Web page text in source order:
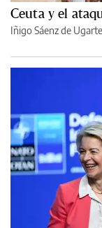
Ceuta y el
Iñigo Sáenz de Ugarte